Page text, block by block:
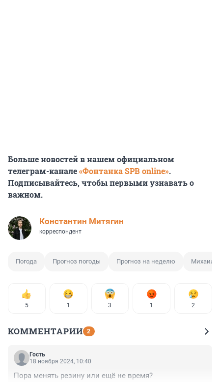
Больше новостей в нашем официальном
телеграм-канале«Фонтанка SPB online».
Подписывайтесь, чтобы первыми узнавать о
важном.
Константин Митягин
корреспондент
Погода Прогноз погоды Прогноз на неделю Михаил
5 1 3 1 2
КОММЕНТАРИИ 2
Гость
18 ноября 2024, 10:40
Пора менять резину или ещё не время?